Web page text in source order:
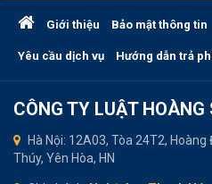
Giới thiệu Bảo mật thông tin
Yêu cầu dịch vụ Hướng dẫn trả
CÔNG TY LUẬT HOÀNG
Hà Nội: 12A03, Tòa 24T2, Hoàng
Thúy, Yên Hòa, HN